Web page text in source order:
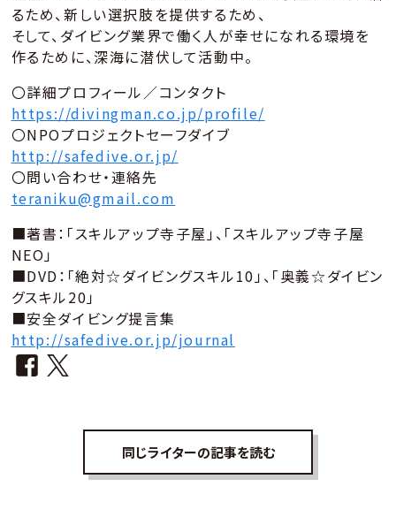
るため、新しい選択肢を提供するため、
そして、ダイビング業界で働く人が幸せになれる環境を
作るために、深海に潜伏して活動中。
〇詳細プロフィール／コンタクト
https://divingman.co.jp/profile/
〇NPOプロジェクトセーフダイブ
http://safedive.or.jp/
〇問い合わせ・連絡先
teraniku@gmail.com
■著書：「スキルアップ寺子屋」、「スキルアップ寺子屋
NEO」
■DVD：「絶対☆ダイビングスキル10」、「奥義☆ダイビン
グスキル20」
■安全ダイビング提言集
http://safedive.or.jp/journal
同じライターの記事を読む